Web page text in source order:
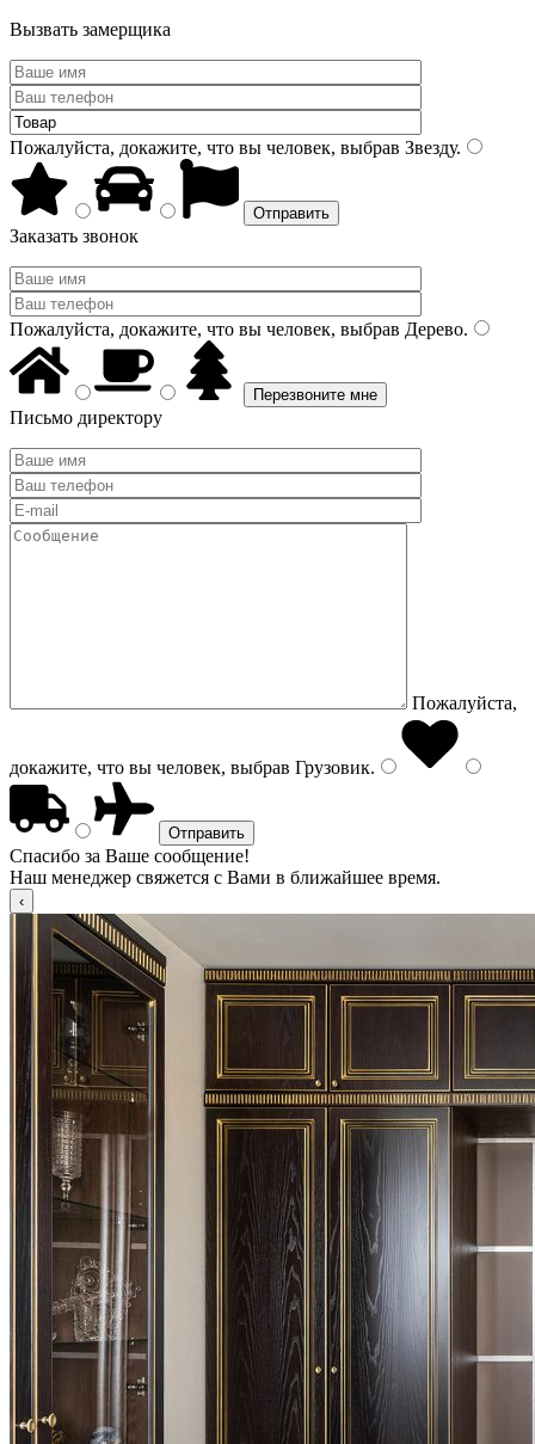
Вызвать замерщика
Пожалуйста, докажите, что вы человек, выбрав Звезду.
Заказать звонок
Пожалуйста, докажите, что вы человек, выбрав Дерево.
Письмо директору
Пожалуйста,
докажите, что вы человек, выбрав Грузовик.
Спасибо за Ваше сообщение!
Наш менеджер свяжется с Вами в ближайшее время.